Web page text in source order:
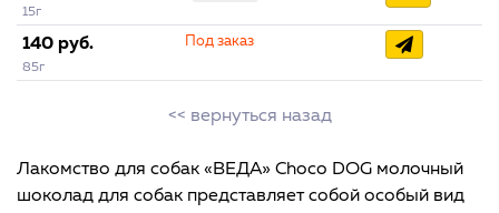
15г
140 руб.
85г
Под заказ
<< вернуться назад
Лакомство для собак «ВЕДА» Choco DOG молочный
шоколад для собак представляет собой особый вид